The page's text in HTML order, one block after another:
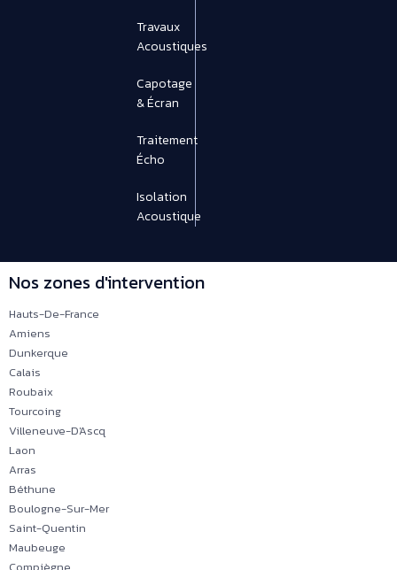
Travaux
Acoustiques
Capotage
& Écran
Traitement
Écho
Isolation
Acoustique
Nos zones d'intervention
Hauts-De-France
Amiens
Dunkerque
Calais
Roubaix
Tourcoing
Villeneuve-D'Ascq
Laon
Arras
Béthune
Boulogne-Sur-Mer
Saint-Quentin
Maubeuge